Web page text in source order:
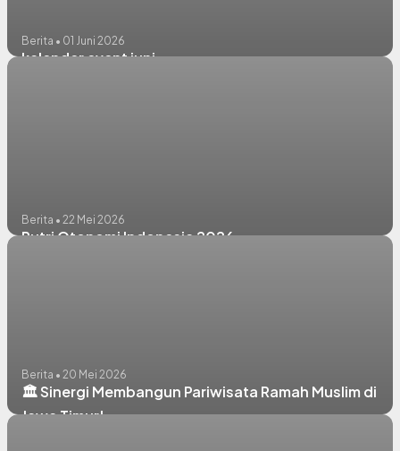
Berita • 01 Juni 2026
kalender event juni
Berita • 22 Mei 2026
Putri Otonomi Indonesia 2026
Berita • 20 Mei 2026
🏛️ Sinergi Membangun Pariwisata Ramah Muslim di
Jawa Timur!